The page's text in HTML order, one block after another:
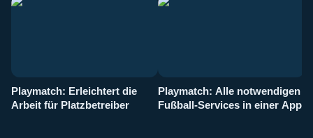
Playmatch: Erleichtert die
Arbeit für Platzbetreiber
Playmatch: Alle notwendigen
Fußball-Services in einer App